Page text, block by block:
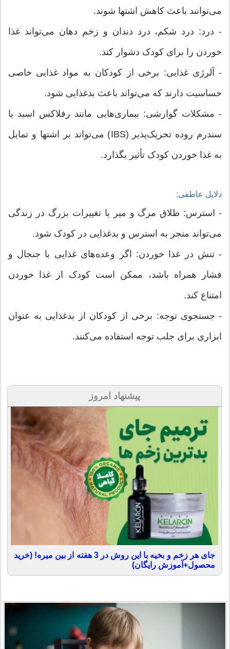
می‌توانند باعث کاهش اشتها شوند.
- درد: درد شکم، درد دندان و زخم دهان می‌تواند غذا
خوردن را برای کودک دشوار کند.
- آلرژی غذایی: برخی از کودکان به مواد غذایی خاصی
حساسیت دارند که می‌تواند باعث بدغذایی شود.
- مشکلات گوارشی: بیماری‌هایی مانند رفلاکس اسید یا
سندرم روده تحریک‌پذیر (IBS) می‌تواند بر اشتها و تمایل
به غذا خوردن کودک تأثیر بگذارد.
دلایل عاطفی:
- استرس: طلاق مرگ و میر یا تغییرات بزرگ در زندگی
می‌تواند منجر به استرس و بدغذایی در کودک شود.
- تنش در غذا خوردن: اگر وعده‌های غذایی با جنجال و
فشار همراه باشد، ممکن است کودک از غذا خوردن
امتناع کند.
- جستجوی توجه: برخی از کودکان از بدغذایی به عنوان
ابزاری برای جلب توجه استفاده می‌کنند.
پیشنهاد امروز
جای هر زخم و بخیه با این روش در 3 هفته از بین میره! (خرید
محصول+آموزش رایگان)